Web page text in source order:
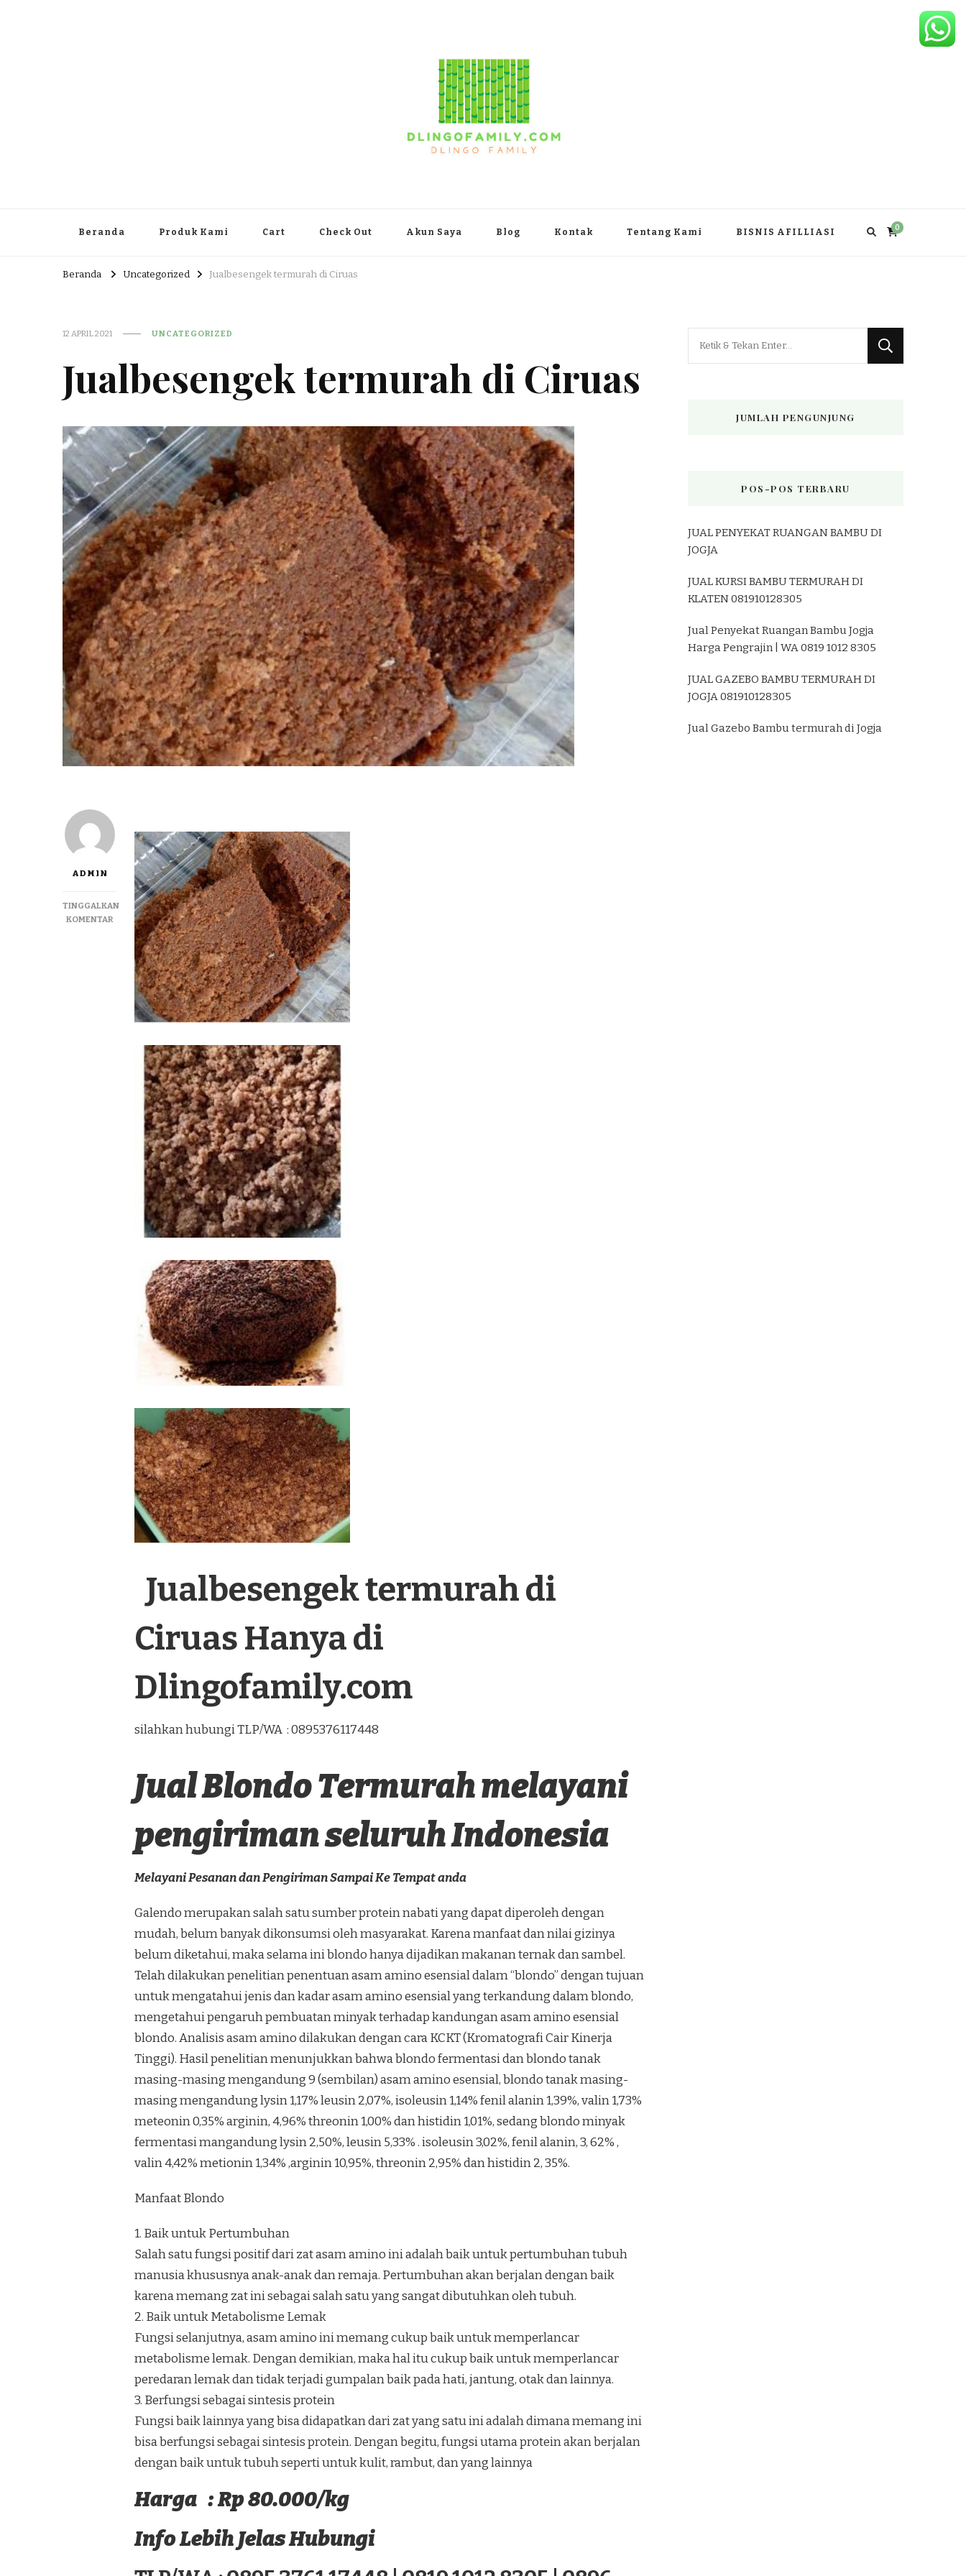
Beranda Produk Kami Cart Check Out Akun Saya Blog Kontak Tentang Kami BISNIS AFILLIASI 0
Beranda Uncategorized Jualbesengek termurah di Ciruas
12 APRIL 2021 UNCATEGORIZED
Jualbesengek termurah di Ciruas
ADMIN
TINGGALKAN
KOMENTARPADA
JUALBESENGEK
TERMURAH
CIRUAS
Jualbesengek termurah di
Ciruas Hanya di
Dlingofamily.com
silahkan hubungi TLP/WA : 0895376117448
Jual Blondo Termurah melayani
pengiriman seluruh Indonesia
Melayani Pesanan dan Pengiriman Sampai Ke Tempat anda
Galendo merupakan salah satu sumber protein nabati yang dapat diperoleh dengan
mudah, belum banyak dikonsumsi oleh masyarakat. Karena manfaat dan nilai gizinya
belum diketahui, maka selama ini blondo hanya dijadikan makanan ternak dan sambel.
Telah dilakukan penelitian penentuan asam amino esensial dalam “blondo” dengan tujuan
untuk mengatahui jenis dan kadar asam amino esensial yang terkandung dalam blondo,
mengetahui pengaruh pembuatan minyak terhadap kandungan asam amino esensial
blondo. Analisis asam amino dilakukan dengan cara KCKT (Kromatografi Cair Kinerja
Tinggi). Hasil penelitian menunjukkan bahwa blondo fermentasi dan blondo tanak
masing-masing mengandung 9 (sembilan) asam amino esensial, blondo tanak masing-
masing mengandung lysin 1,17% leusin 2,07%, isoleusin 1,14% fenil alanin 1,39%, valin 1,73%
meteonin 0,35% arginin, 4,96% threonin 1,00% dan histidin 1,01%, sedang blondo minyak
fermentasi mangandung lysin 2,50%, leusin 5,33% . isoleusin 3,02%, fenil alanin, 3, 62% ,
valin 4,42% metionin 1,34% ,arginin 10,95%, threonin 2,95% dan histidin 2, 35%.
Manfaat Blondo
1. Baik untuk Pertumbuhan
Salah satu fungsi positif dari zat asam amino ini adalah baik untuk pertumbuhan tubuh
manusia khususnya anak-anak dan remaja. Pertumbuhan akan berjalan dengan baik
karena memang zat ini sebagai salah satu yang sangat dibutuhkan oleh tubuh.
2. Baik untuk Metabolisme Lemak
Fungsi selanjutnya, asam amino ini memang cukup baik untuk memperlancar
metabolisme lemak. Dengan demikian, maka hal itu cukup baik untuk memperlancar
peredaran lemak dan tidak terjadi gumpalan baik pada hati, jantung, otak dan lainnya.
3. Berfungsi sebagai sintesis protein
Fungsi baik lainnya yang bisa didapatkan dari zat yang satu ini adalah dimana memang ini
bisa berfungsi sebagai sintesis protein. Dengan begitu, fungsi utama protein akan berjalan
dengan baik untuk tubuh seperti untuk kulit, rambut, dan yang lainnya
Harga : Rp 80.000/kg
Info Lebih Jelas Hubungi
JUMLAH PENGUNJUNG
POS-POS TERBARU
JUAL PENYEKAT RUANGAN BAMBU DI
JOGJA
JUAL KURSI BAMBU TERMURAH DI
KLATEN 081910128305
Jual Penyekat Ruangan Bambu Jogja
Harga Pengrajin | WA 0819 1012 8305
JUAL GAZEBO BAMBU TERMURAH DI
JOGJA 081910128305
Jual Gazebo Bambu termurah di Jogja